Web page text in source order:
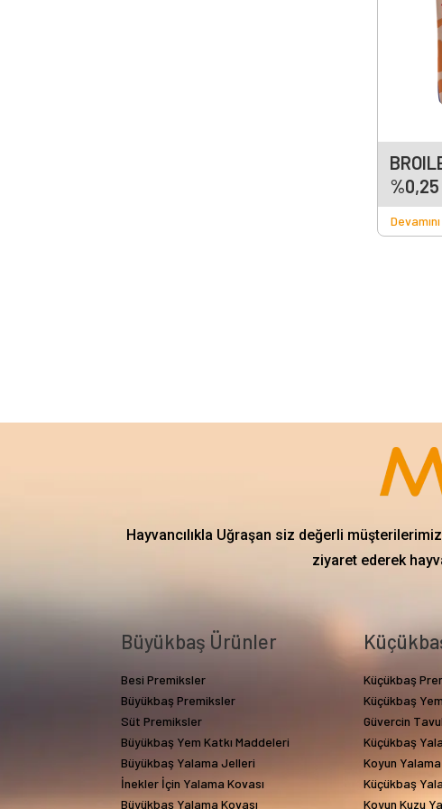
%0,25
Hayvancılıkla Uğraşan siz değerli
ziyaret ederek
Büyükbaş Ürünler
Besi Premiksler
Büyükbaş Premiksler
Süt Premiksler
Büyükbaş Yem Katkı Maddeleri
Büyükbaş Yalama Jelleri
İnekler İçin Yalama Kovası
Büyükbaş Yalama Kovası
Küçükbaş
Küçükbaş
Güvercin
Küçükbaş
Koyun
Küçükbaş
Koyun Kuzu